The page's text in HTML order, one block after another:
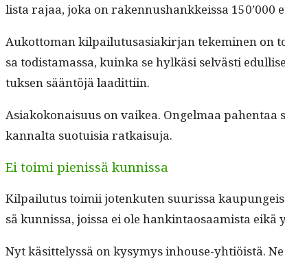
lista rajaa, joka on raken­nushankkeis­sa
Aukot­toman kil­pailu­tusasi­akir­jan tekem­i­nen on
sa todis­ta­mas­sa, kuin­ka se hylkäsi selvästi
tuk­sen sään­töjä laadittiin.
Asi­akokon­aisu­us on vaikea. Ongel­maa
kannal­ta suo­tu­isia ratkaisuja.
Ei toimi pienissä kunnissa
Kil­pailu­tus toimii jotenkuten suuris­sa
sä kun­nis­sa, jois­sa ei ole han­k­in­taosaamista
Nyt käsit­telyssä on kysymys inhouse-yhtiöistä.